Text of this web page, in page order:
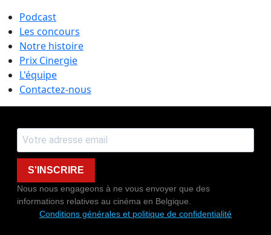
Podcast
Les concours
Notre histoire
Prix Cinergie
L'équipe
Contactez-nous
S'INSCRIRE
Nous nous engageons à ne vous envoyer que des
informations relatives au cinéma en Belgique.
Conditions générales et politique de confidentialité